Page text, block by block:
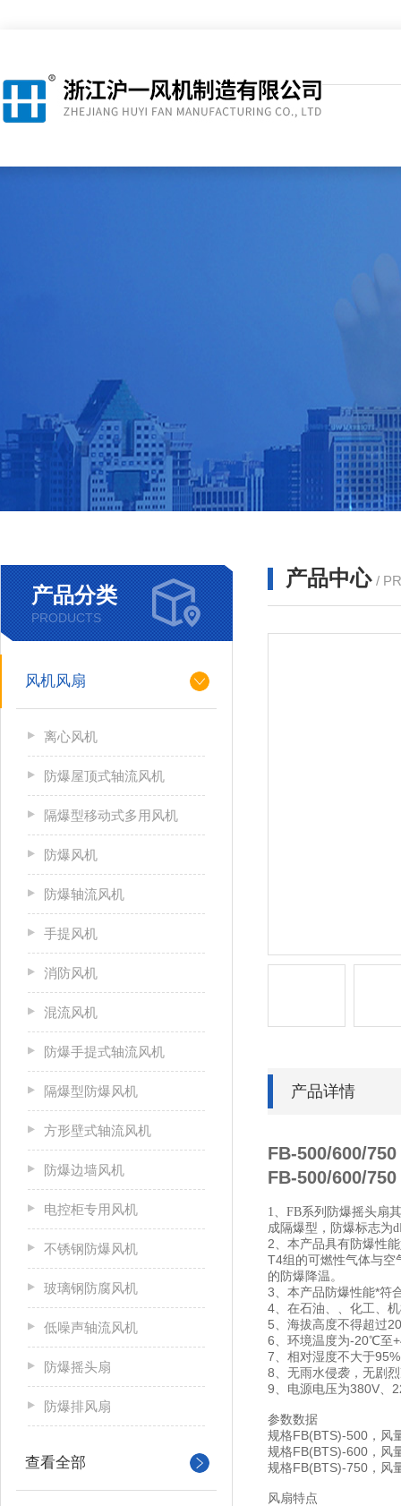
产品分类
PRODUCTS
风机风扇
离心风机
防爆屋顶式轴流风机
隔爆型移动式多用风机
防爆风机
防爆轴流风机
手提风机
消防风机
混流风机
防爆手提式轴流风机
隔爆型防爆风机
方形壁式轴流风机
防爆边墙风机
电控柜专用风机
不锈钢防爆风机
玻璃钢防腐风机
低噪声轴流风机
防爆摇头扇
防爆排风扇
查看全部
产品中心 /
产品详情
FB-500/600/
FB-500/600/
1、FB系列防爆摇头扇
成隔爆型，防爆标志为
2、本产品具有防爆性
T4组的可燃性气体与空
的防爆降温。
3、本产品防爆性能*符
4、在石油、、化工、
5、海拔高度不得超过
6、环境温度为-20℃至
7、相对湿度不大于
8、无雨水侵袭，无剧
9、电源电压为380V、
参数数据
规格FB(BTS)-500，风
规格FB(BTS)-600，风
规格FB(BTS)-750，风
风扇特点